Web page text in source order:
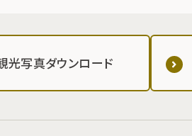
光写真ダウンロード